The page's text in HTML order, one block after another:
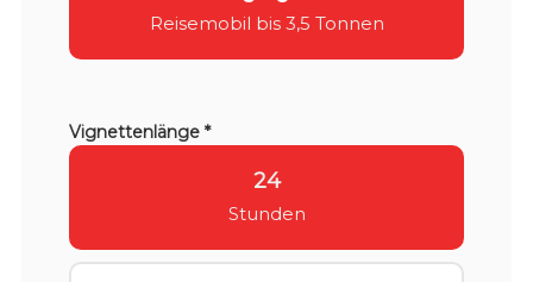
Reisemobil bis 3,5 Tonnen
Vignettenlänge *
24
Stunden